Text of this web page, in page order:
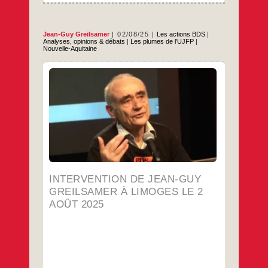
Jean-Guy Greilsamer 02/08/25 Les actions BDS |
Analyses, opinions & débats | Les plumes de l'UJFP |
Nouvelle-Aquitaine
INTERVENTION DE JEAN-GUY
GREILSAMER À LIMOGES LE 2
AOÛT 2025
Cette intervention a eu lieu lors d’une
manifestation hebdomadaire qui a réuni
plusieurs dizaines de manifestant-es, avec
de nombreux drapeaux palestiniens, des
banderoles et un bon accueil du public. Les
manifestant-es se sont arrêté-es devant un
magasin Zara, pour dénoncer cette nouvelle
cible de la Campagne BDS. ZARA a choisi
Intervention
de
Jean-
Guy
Greilsamer
à
Limoges